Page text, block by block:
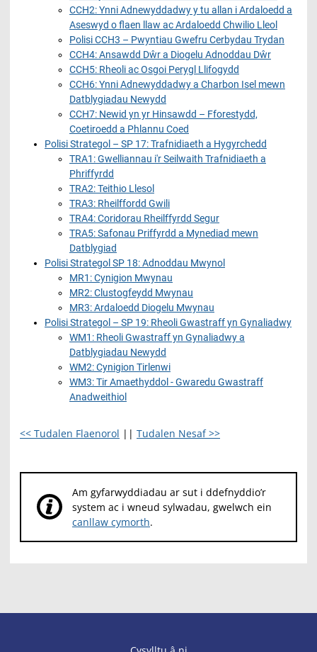
CCH2: Ynni Adnewyddadwy y tu allan i Ardaloedd a
Aseswyd o flaen llaw ac Ardaloedd Chwilio Lleol
Polisi CCH3 – Pwyntiau Gwefru Cerbydau Trydan
CCH4: Ansawdd Dŵr a Diogelu Adnoddau Dŵr
CCH5: Rheoli ac Osgoi Perygl Llifogydd
CCH6: Ynni Adnewyddadwy a Charbon Isel mewn
Datblygiadau Newydd
CCH7: Newid yn yr Hinsawdd – Fforestydd,
Coetiroedd a Phlannu Coed
Polisi Strategol – SP 17: Trafnidiaeth a Hygyrchedd
TRA1: Gwelliannau i'r Seilwaith Trafnidiaeth a
Phriffyrdd
TRA2: Teithio Llesol
TRA3: Rheilffordd Gwili
TRA4: Coridorau Rheilffyrdd Segur
TRA5: Safonau Priffyrdd a Mynediad mewn
Datblygiad
Polisi Strategol SP 18: Adnoddau Mwynol
MR1: Cynigion Mwynau
MR2: Clustogfeydd Mwynau
MR3: Ardaloedd Diogelu Mwynau
Polisi Strategol – SP 19: Rheoli Gwastraff yn Gynaliadwy
WM1: Rheoli Gwastraff yn Gynaliadwy a
Datblygiadau Newydd
WM2: Cynigion Tirlenwi
WM3: Tir Amaethyddol - Gwaredu Gwastraff
Anadweithiol
<< Tudalen Flaenorol || Tudalen Nesaf >>
Am gyfarwyddiadau ar sut i ddefnyddio’r
system ac i wneud sylwadau, gwelwch ein
canllaw cymorth.